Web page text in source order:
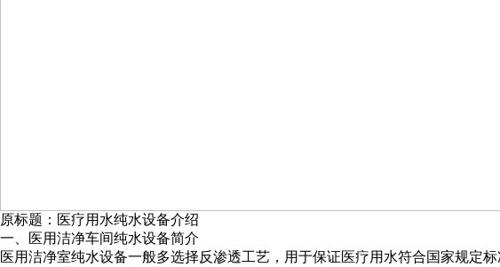
原标题：医疗用水纯水设备介绍
一、医用洁净车间纯水设备简介
医用洁净室纯水设备一般多选择反渗透工艺，用于保证医疗用水符合国家规定